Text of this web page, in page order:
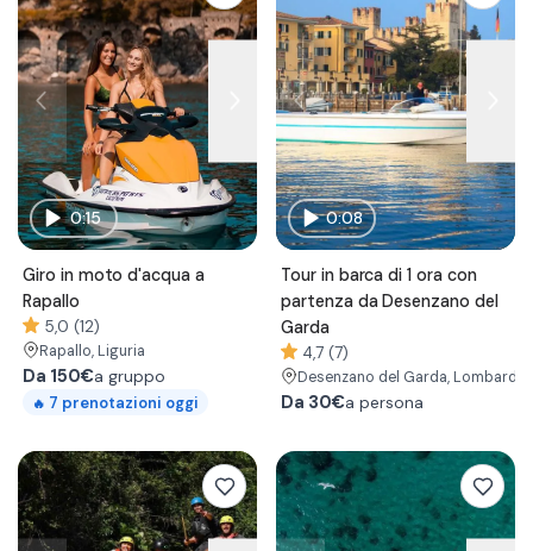
0:15
Giro in moto d'acqua a
Rapallo
5,0 (12)
Rapallo, Liguria
Da 150€a gruppo
🔥 7 prenotazioni oggi
0:08
Tour in barca di 1 ora con
partenza da Desenzano del
Garda
4,7 (7)
Desenzano del Garda, Lombardia
Da 30€a persona